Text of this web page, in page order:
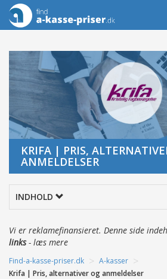
KRIFA | PRIS,
ANMELDELSER
INDHOLD
Vi er reklamefinansieret. Denne side
links- læs mere
Find-a-kasse-priser.dk > A-kasser >
Krifa | Pris, alternativer og anmeldelser